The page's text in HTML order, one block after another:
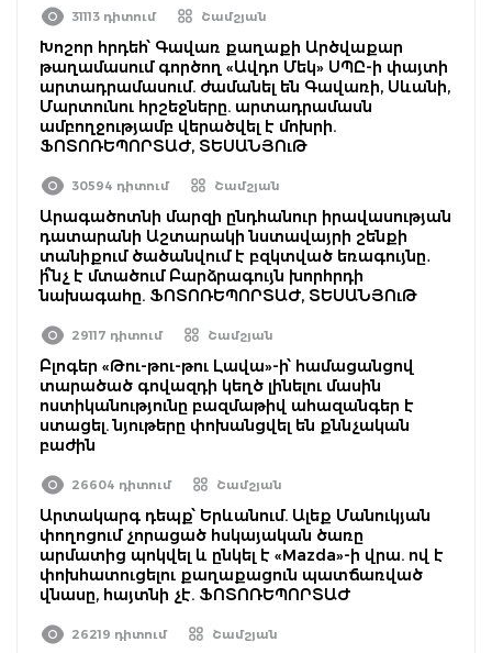
31113 դիտում Շամշյան
Խոշոր հրդեհ՝ Գավառ քաղաքի Արծվաքար
թաղամասում գործող «Ավդո Մեկ» ՍՊԸ-ի փայտի
արտադրամասում. ժամանել են Գավառի, Սևանի,
Մարտունու հրշեջները. արտադրամասն
ամբողջությամբ վերածվել է մոխրի.
ՖՈՏՈՌԵՊՈՐՏԱԺ, ՏԵՍԱՆՅՈւԹ
30594 դիտում Շամշյան
Արագածոտնի մարզի ընդհանուր իրավասության
դատարանի Աշտարակի նստավայրի շենքի
տանիքում ծածանվում է բզկտված եռագույնը․
ի՞նչ է մտածում Բարձրագույն խորհրդի
նախագահը. ՖՈՏՈՌԵՊՈՐՏԱԺ, ՏԵՍԱՆՅՈւԹ
29117 դիտում Շամշյան
Բլոգեր «Թու-թու-թու Լավա»-ի՝ համացանցով
տարածած գովազդի կեղծ լինելու մասին
ոստիկանությունը բազմաթիվ ահազանգեր է
ստացել. նյութերը փոխանցվել են քննչական
բաժին
26604 դիտում Շամշյան
Արտակարգ դեպք՝ Երևանում. Ալեք Մանուկյան
փողոցում չորացած հսկայական ծառը
արմատից պոկվել և ընկել է «Mazda»-ի վրա. ով է
փոխհատուցելու քաղաքացուն պատճառված
վնասը, հայտնի չէ. ՖՈՏՈՌԵՊՈՐՏԱԺ
26219 դիտում Շամշյան